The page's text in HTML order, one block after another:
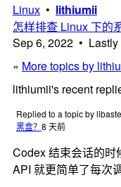
Linux • lithiumii
怎样排查 Linux 下的
Sep 6, 2022 •
» More topics by
lithiumii's recent
Replied to a topic by
黑盒？ 8 天前
Codex 结束会话的时
API 就更简单了每次